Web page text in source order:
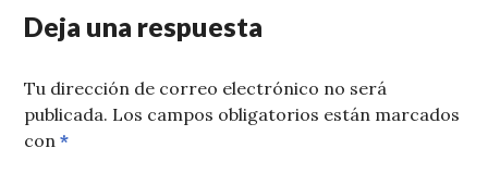
Deja una respuesta
Tu dirección de correo electrónico no será
publicada. Los campos obligatorios están marcados
con*